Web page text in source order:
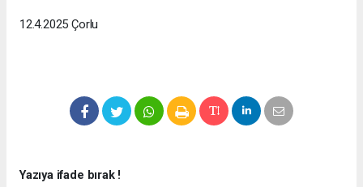
12.4.2025 Çorlu
Yazıya ifade bırak !